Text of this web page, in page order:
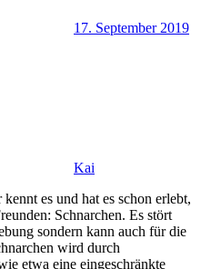
17. September 2019
Kai
es und hat es schon erlebt,
Schnarchen. Es stört
sondern kann auch für die
wird durch
etwa eine eingeschränkte